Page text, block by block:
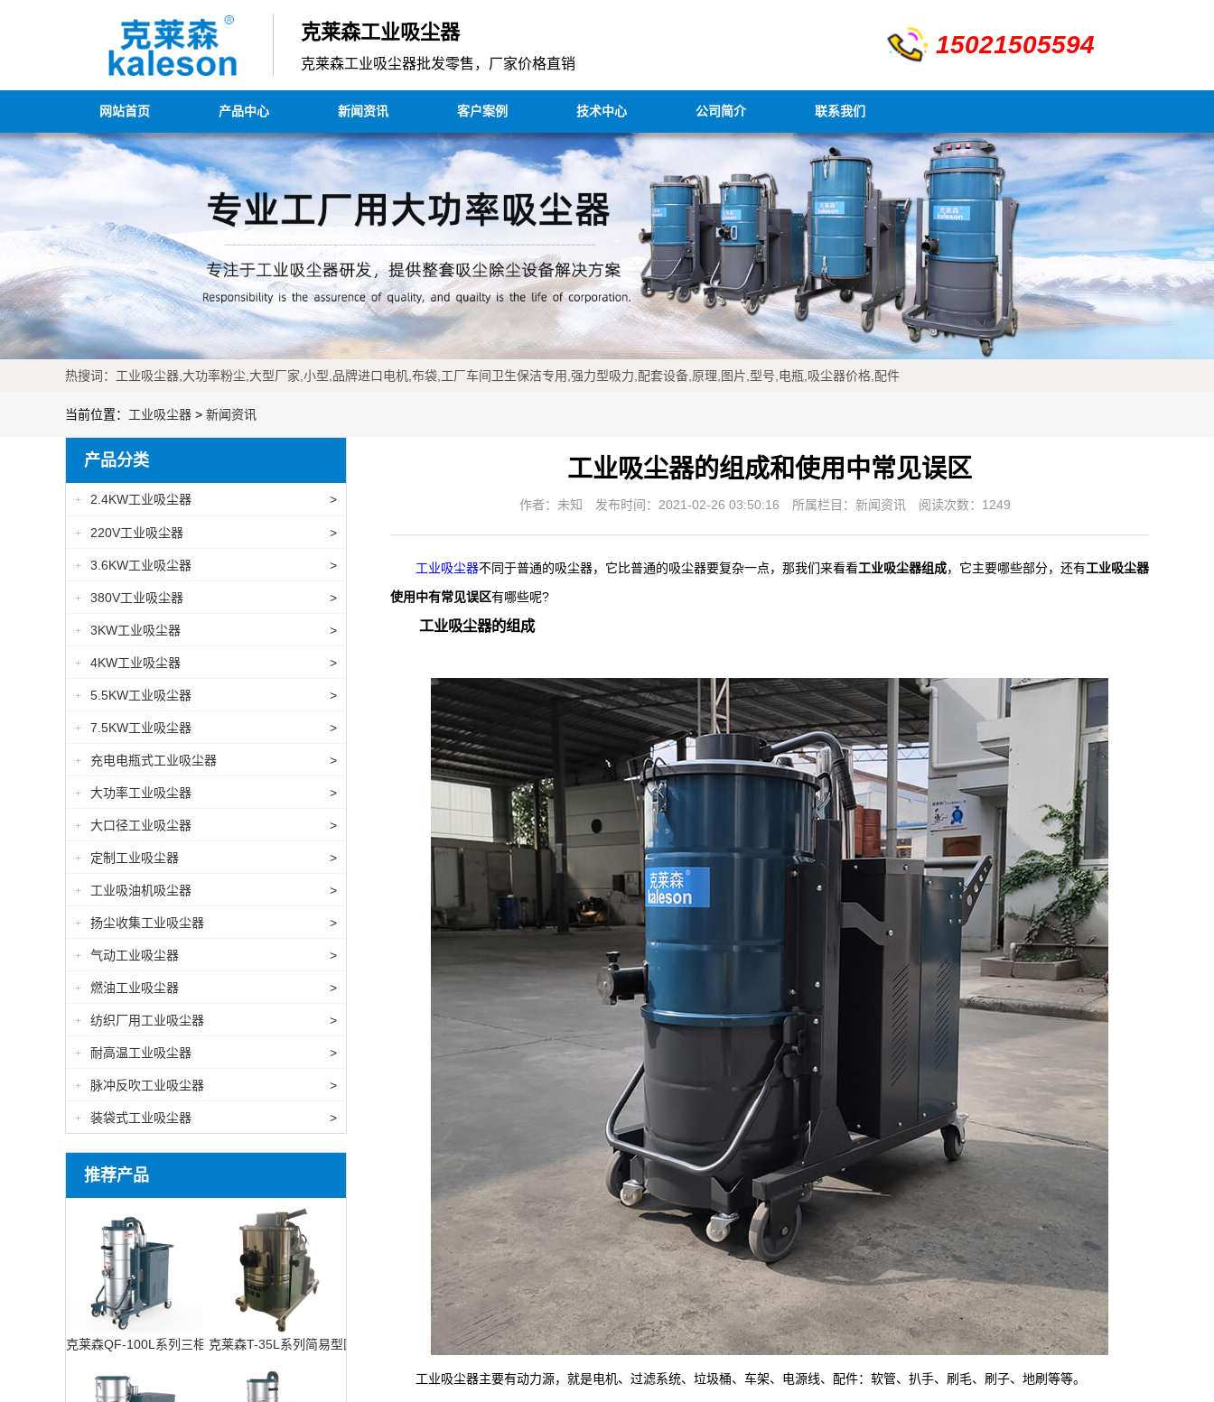
克莱森工业吸尘器
克莱森工业吸尘器批发零售，厂家价格直销
15021505594
网站首页 产品中心 新闻资讯 客户案例 技术中心 公司简介 联系我们
热搜词：工业吸尘器,大功率粉尘,大型厂家,小型,品牌进口电机,布袋,工厂车间卫生保洁专用,强力型吸力,配套设备,原理,图片,型号,电瓶,吸尘器价格,配件
当前位置： 工业吸尘器 > 新闻资讯
工业吸尘器的组成和使用中常见误区
作者：未知 发布时间：2021-02-26 03:50:16 所属栏目： 新闻资讯 阅读次数：1249
工业吸尘器不同于普通的吸尘器，它比普通的吸尘器要复杂一点，那我们来看看工业吸尘器组成，它主要哪些部分，还有工业吸尘器
使用中有常见误区有哪些呢?
工业吸尘器的组成
工业吸尘器主要有动力源，就是电机、过滤系统、垃圾桶、车架、电源线、配件：软管、扒手、刷毛、刷子、地刷等等。
产品分类
+ 2.4KW工业吸尘器 >
+ 220V工业吸尘器 >
+ 3.6KW工业吸尘器 >
+ 380V工业吸尘器 >
+ 3KW工业吸尘器 >
+ 4KW工业吸尘器 >
+ 5.5KW工业吸尘器 >
+ 7.5KW工业吸尘器 >
+ 充电电瓶式工业吸尘器 >
+ 大功率工业吸尘器 >
+ 大口径工业吸尘器 >
+ 定制工业吸尘器 >
+ 工业吸油机吸尘器 >
+ 扬尘收集工业吸尘器 >
+ 气动工业吸尘器 >
+ 燃油工业吸尘器 >
+ 纺织厂用工业吸尘器 >
+ 耐高温工业吸尘器 >
+ 脉冲反吹工业吸尘器 >
+ 装袋式工业吸尘器 >
推荐产品
克莱森QF-100L系列三相工业吸尘器克莱森T-35L系列简易型固定式工业吸尘器